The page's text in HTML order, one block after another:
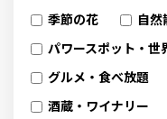
季節の花
自然
パワースポット・世
グルメ・食べ放題
酒蔵・ワイナリー